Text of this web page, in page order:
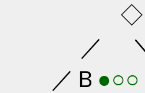
◇
／ ＼
／Ｂ ●○○